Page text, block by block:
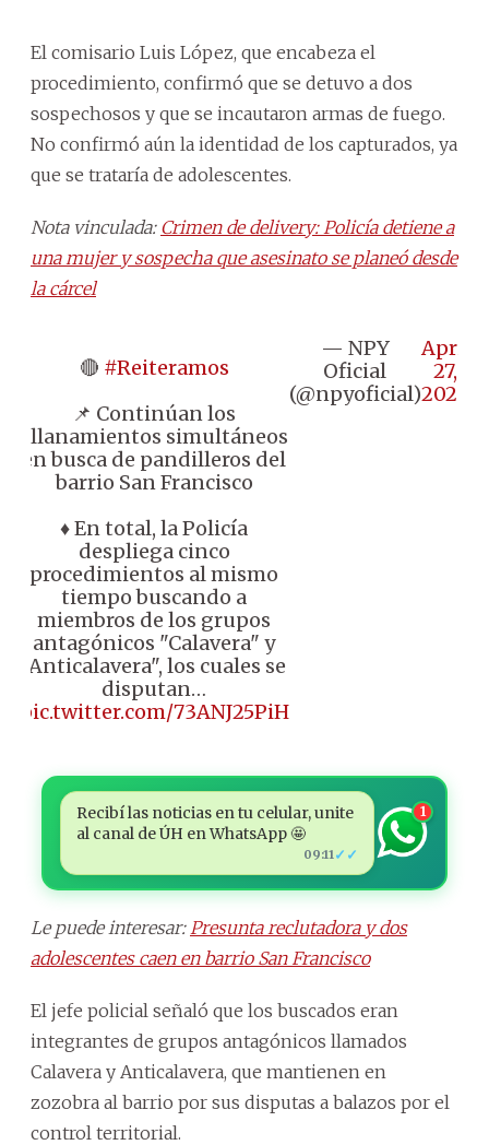
El comisario Luis López, que encabeza el
procedimiento, confirmó que se detuvo a dos
sospechosos y que se incautaron armas de fuego.
No confirmó aún la identidad de los capturados, ya
que se trataría de adolescentes.
Nota vinculada: Crimen de delivery: Policía detiene a
una mujer y sospecha que asesinato se planeó desde
la cárcel
🔴 #Reiteramos
📌 Continúan los
allanamientos simultáneos
en busca de pandilleros del
barrio San Francisco
♦️ En total, la Policía
despliega cinco
procedimientos al mismo
tiempo buscando a
miembros de los grupos
antagónicos "Calavera" y
"Anticalavera", los cuales se
disputan…
pic.twitter.com/73ANJ25PiH
— NPY
Oficial
(@npyoficial)
April
27,
2026
Recibí las noticias en tu celular, unite
al canal de ÚH en WhatsApp 🤩
09:11 ✓✓
1
Le puede interesar: Presunta reclutadora y dos
adolescentes caen en barrio San Francisco
El jefe policial señaló que los buscados eran
integrantes de grupos antagónicos llamados
Calavera y Anticalavera, que mantienen en
zozobra al barrio por sus disputas a balazos por el
control territorial.